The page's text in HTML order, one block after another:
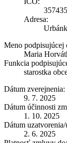
Adresa:
Meno podpisujúcej
Maria
Funkcia
starostka
Dátum zverejnenia:
9. 7. 2025
Dátum účinnosti
1. 10. 2025
Dátum
2. 6. 2025